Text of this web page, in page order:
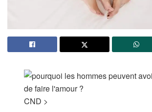
CND >